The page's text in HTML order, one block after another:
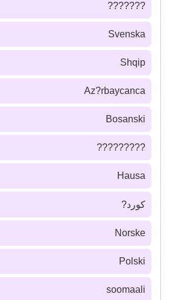
???????
Svenska
Shqip
Az?rbaycanca
Bosanski
?????????
Hausa
كورد?
Norske
Polski
soomaali